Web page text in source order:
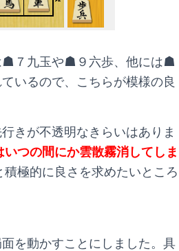
☗７九玉や☗９六歩、他には☗
いるので、こちらが模様の良
きが不透明なきらいはありま
つの間にか雲散霧消してしま
極的に良さを求めたいところ
を動かすことにしました。具